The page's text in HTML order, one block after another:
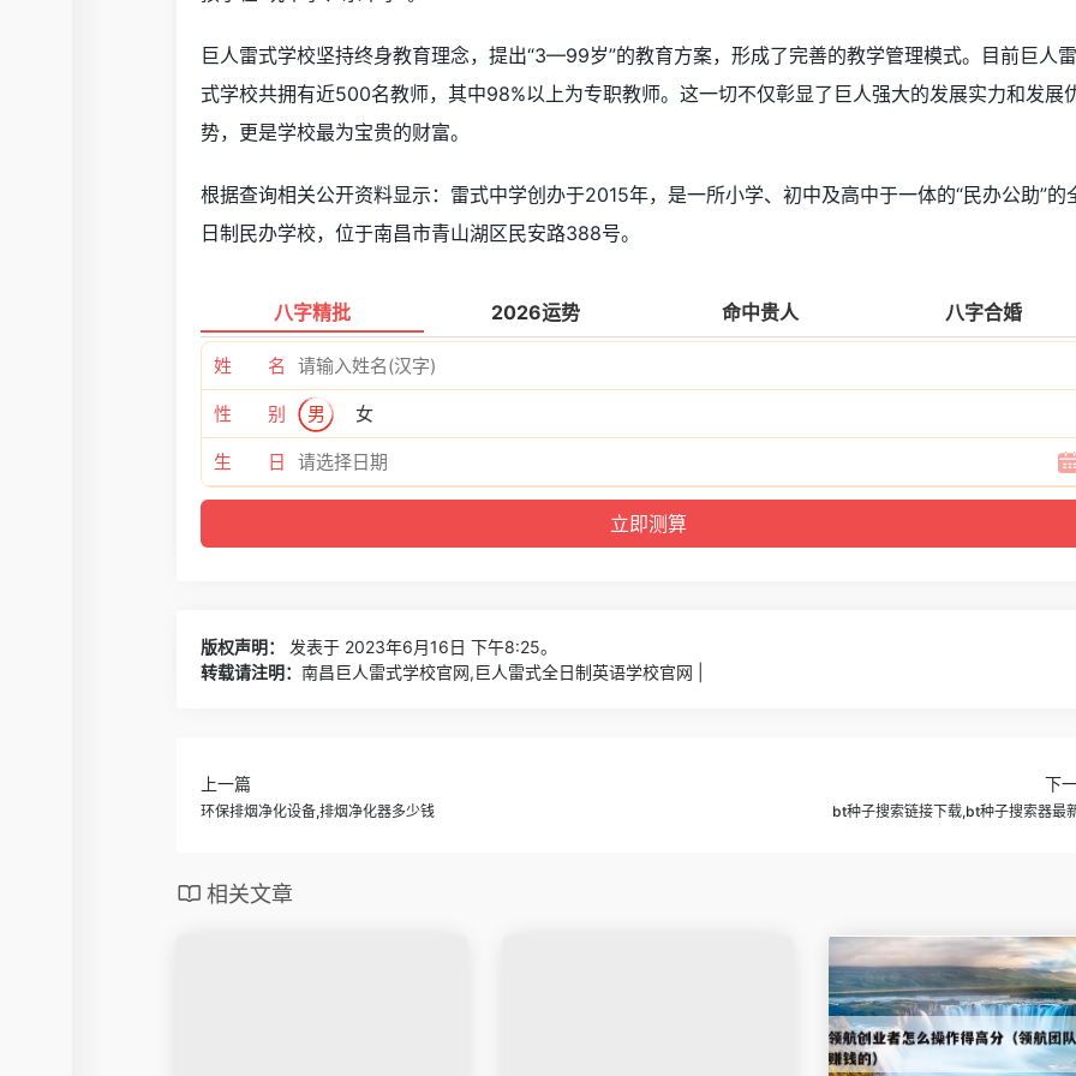
巨人雷式学校坚持终身教育理念，提出“3—99岁”的教育方案，形成了完善的教学管理模式。目前巨人雷
式学校共拥有近500名教师，其中98%以上为专职教师。这一切不仅彰显了巨人强大的发展实力和发展
势，更是学校最为宝贵的财富。
根据查询相关公开资料显示：雷式中学创办于2015年，是一所小学、初中及高中于一体的“民办公助”的
日制民办学校，位于南昌市青山湖区民安路388号。
八字精批 2026运势 命中贵人 八字合婚
姓 名
性 别 男 女
生 日
版权声明：
发表于 2023年6月16日 下午8:25。
转载请注明： 南昌巨人雷式学校官网,巨人雷式全日制英语学校官网 |
上一篇
环保排烟净化设备,排烟净化器多少钱
下
bt种子搜索链接下载,bt种子搜索器最
相关文章